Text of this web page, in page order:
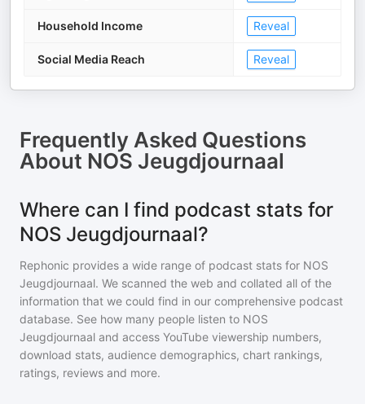
Household Income Reveal
Social Media Reach Reveal
Frequently Asked Questions
About NOS Jeugdjournaal
Where can I find podcast stats for
NOS Jeugdjournaal?
Rephonic provides a wide range of podcast stats for NOS
Jeugdjournaal. We scanned the web and collated all of the
information that we could find in our comprehensive podcast
database. See how many people listen to NOS
Jeugdjournaal and access YouTube viewership numbers,
download stats, audience demographics, chart rankings,
ratings, reviews and more.